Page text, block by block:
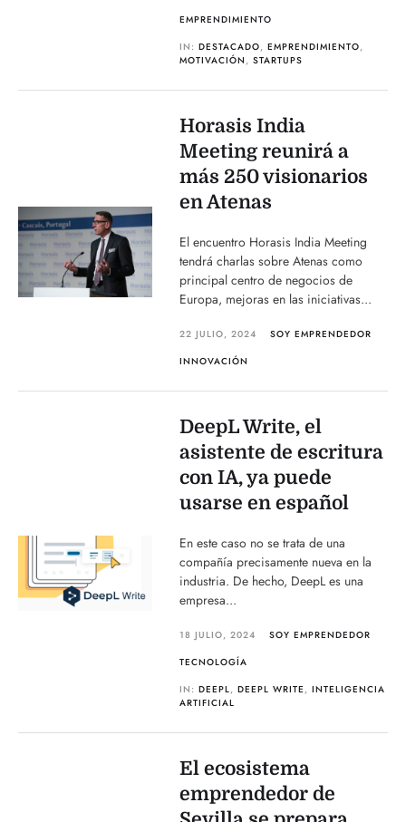
EMPRENDIMIENTO
IN:DESTACADO,EMPRENDIMIENTO,
MOTIVACIÓN ,STARTUPS
Horasis India
Meeting reunirá a
más 250 visionarios
en Atenas
El encuentro Horasis India Meeting
tendrá charlas sobre Atenas como
principal centro de negocios de
Europa, mejoras en las iniciativas...
22 JULIO, 2024
SOY EMPRENDEDOR
INNOVACIÓN
DeepL Write, el
asistente de escritura
con IA, ya puede
usarse en español
En este caso no se trata de una
compañía precisamente nueva en la
industria. De hecho, DeepL es una
empresa...
18 JULIO, 2024
SOY EMPRENDEDOR
TECNOLOGÍA
IN:DEEPL,DEEPL WRITE ,INTELIGENCIA
ARTIFICIAL
El ecosistema
emprendedor de